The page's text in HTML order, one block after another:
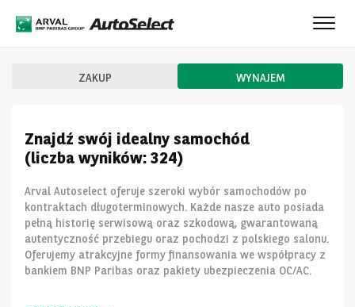
Toggle
ZAKUP WYNAJEM
Znajdź swój idealny samochód
(liczba wyników: 324)
Arval Autoselect oferuje szeroki wybór samochodów po
kontraktach długoterminowych. Każde nasze auto posiada
pełną historię serwisową oraz szkodową, gwarantowaną
autentyczność przebiegu oraz pochodzi z polskiego salonu.
Oferujemy atrakcyjne formy finansowania we współpracy z
bankiem BNP Paribas oraz pakiety ubezpieczenia OC/AC.